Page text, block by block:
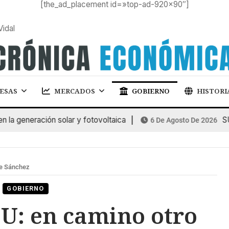
[the_ad_placement id=»top-ad-920×90″]
MERCADOS GOBIERNO
solar y fotovoltaica 6 De Agosto De 2026
Sánchez
GOBIERNO
en camino otro